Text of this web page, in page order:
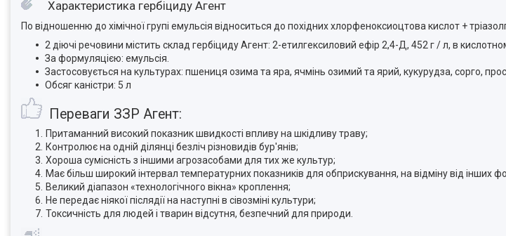
Характеристика гербіциду Агент
По відношенню до хімічної групі емульсія відноситься до похідних хлорфеноксиоцтова кислот +
2 діючі речовини містить склад гербіциду Агент: 2-етилгексиловий ефір 2,4-Д, 452 г / л, в
За формуляцією: емульсія.
Застосовується на культурах: пшениця озима та яра, ячмінь озимий та ярий, кукурудза, сорго,
Обсяг каністри: 5 л
Переваги ЗЗР Агент:
Притаманний високий показник швидкості впливу на шкідливу траву;
Контролює на одній ділянці безліч різновидів бур'янів;
Хороша сумісність з іншими агрозасобами для тих же культур;
Має більш широкий інтервал температурних показників для обприскування, на відміну від інших
Великий діапазон «технологічного вікна» кроплення;
Не передає ніякої післядії на наступні в сівозміні культури;
Токсичність для людей і тварин відсутня, безпечний для природи.